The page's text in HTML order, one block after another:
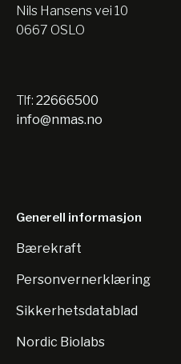
Nils Hansens vei 10
0667 OSLO
Tlf: 22666500
info@nmas.no
Generell informasjon
Bærekraft
Personvernerklæring
Sikkerhetsdatablad
Nordic Biolabs